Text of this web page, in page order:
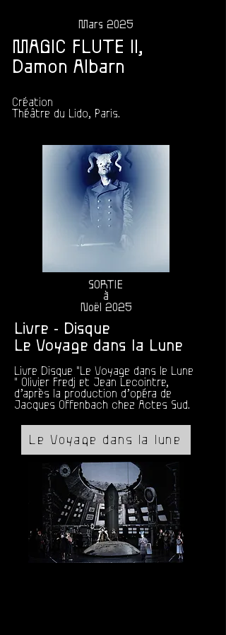
Mars 2025
MAGIC FLUTE II,
Damon Albarn
Création
Théâtre du Lido, Paris.
SORTIE
à
Noël 2025
Livre - Disque
Le Voyage dans la Lune
Livre Disque "Le Voyage dans le Lune
" Olivier Fredj et Jean Lecointre,
d’après la production d’opéra de
Jacques Offenbach chez Actes Sud.
Le Voyage dans la lune